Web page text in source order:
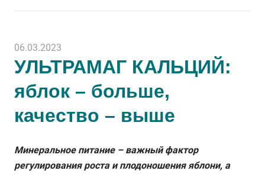
06.03.2023
УЛЬТРАМАГ КАЛЬЦИЙ:
яблок – больше,
качество – выше
Минеральное питание – важный фактор
регулирования роста и плодоношения яблони, а